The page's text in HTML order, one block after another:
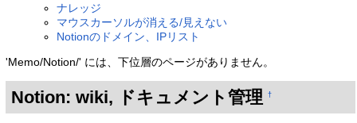
ナレッジ
マウスカーソルが消える/見えない
Notionのドメイン、IPリスト
'Memo/Notion/' には、下位層のページがありません。
Notion: wiki, ドキュメント管理 †